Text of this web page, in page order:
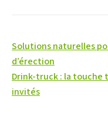
Navigation
de
l’article
Solutions naturelles
d’érection
Drink-truck : la touche
invités